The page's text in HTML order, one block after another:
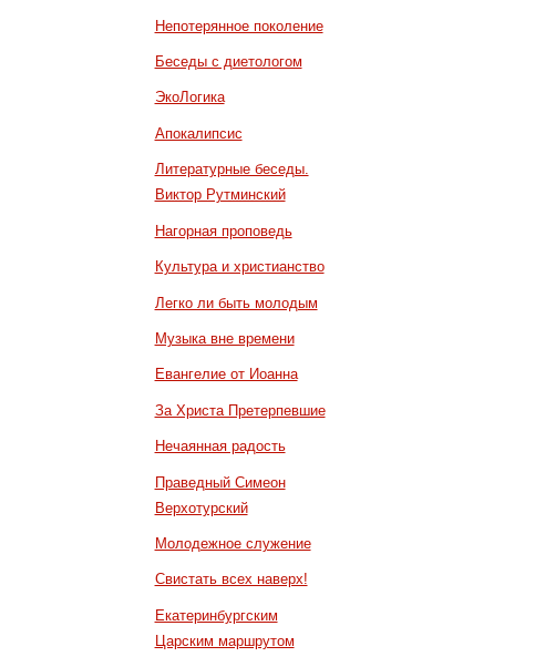
Непотерянное поколение
Беседы с диетологом
ЭкоЛогика
Апокалипсис
Литературные беседы.
Виктор Рутминский
Нагорная проповедь
Культура и христианство
Легко ли быть молодым
Музыка вне времени
Евангелие от Иоанна
За Христа Претерпевшие
Нечаянная радость
Праведный Симеон
Верхотурский
Молодежное служение
Свистать всех наверх!
Екатеринбургским
Царским маршрутом